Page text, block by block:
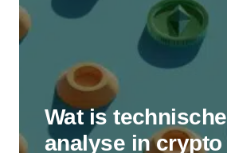
Wat is technische
analyse in crypto